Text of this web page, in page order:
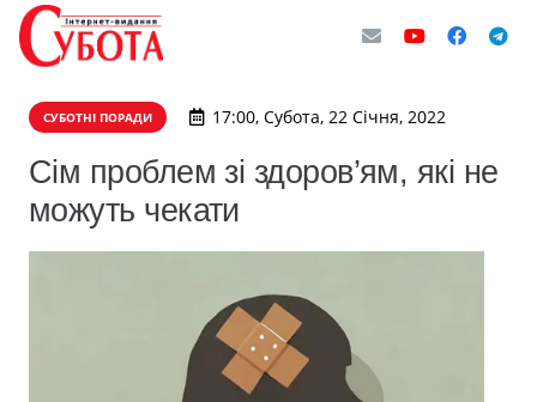
СУБОТНІ ПОРАДИ 17:00, Субота, 22 Січня, 2022
Сім проблем зі здоров’ям, які не
можуть чекати